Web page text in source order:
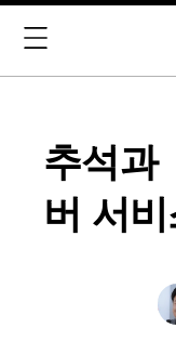
추석과
버 서